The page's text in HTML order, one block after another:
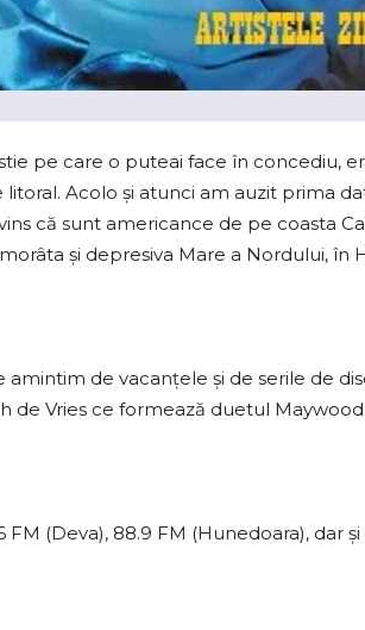
pe care o puteai face în concediu,
Acolo şi atunci am auzit prima
că sunt americance de pe coasta
şi depresiva Mare a Nordului, în
amintim de vacanţele şi de serile de
de Vries ce formează duetul
(Deva), 88.9 FM (Hunedoara), dar